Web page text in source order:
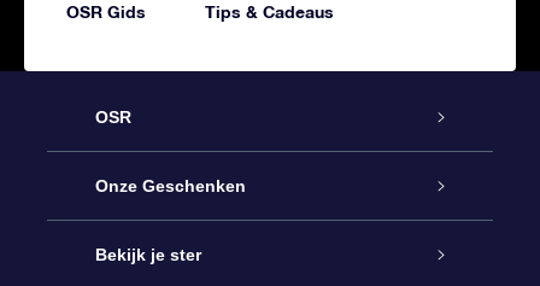
OSR Gids Tips & Cadeaus
OSR
Service
Contact
Onze Geschenken
Online Star Gift
Bekijk je ster